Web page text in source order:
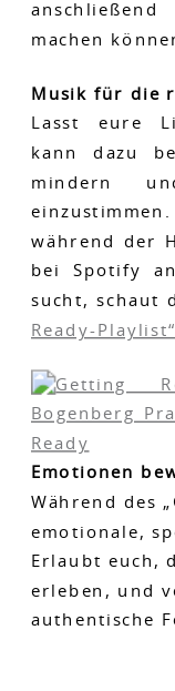
machen
Musik für die
Lasst eure
kann dazu
mindern
während der
bei Spotify
sucht, schaut
Ready-Playlist“
Emotionen
Während des
emotionale,
Erlaubt euch,
erleben, und
authentische